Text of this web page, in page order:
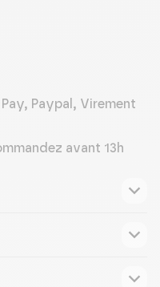
Paypal, Virement
avant 13h